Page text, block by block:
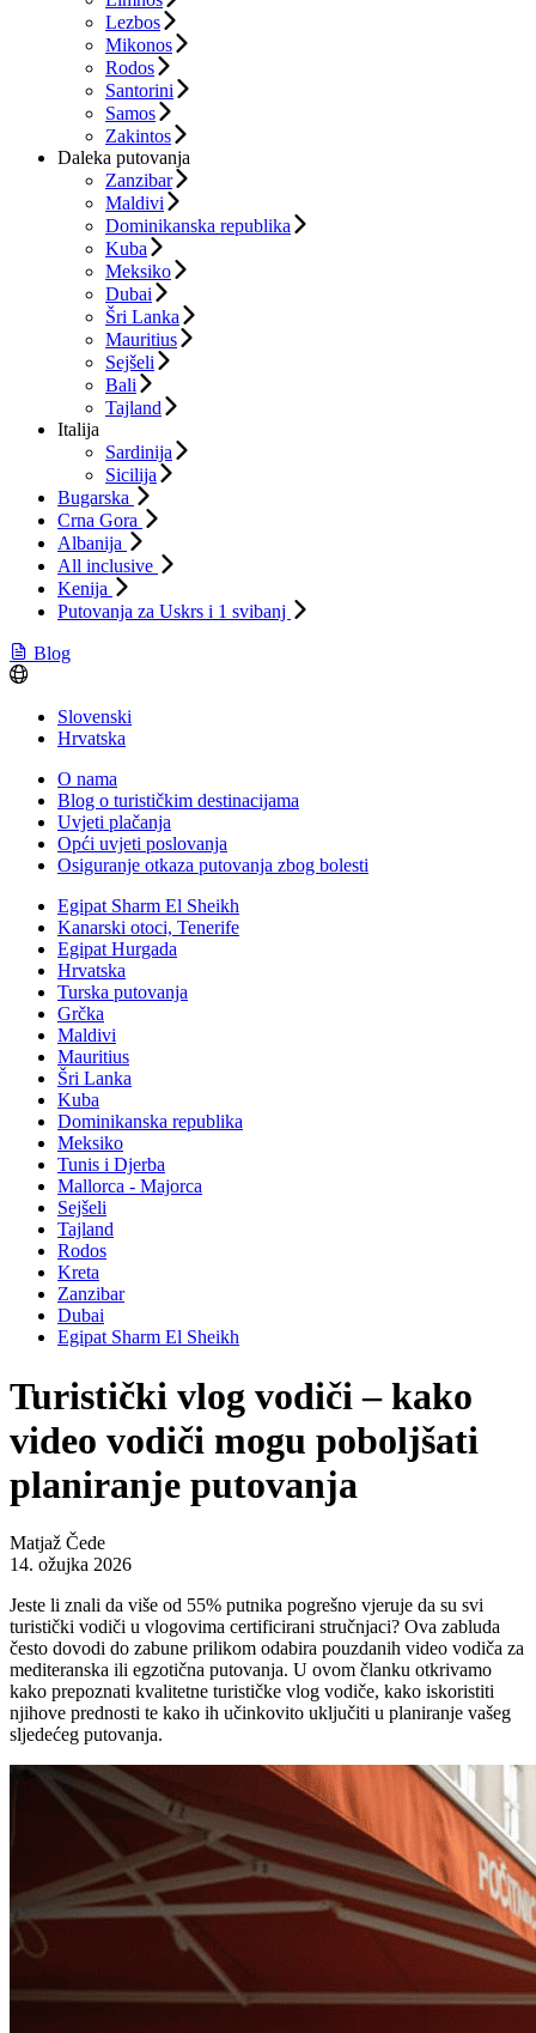
Lezbos
Mikonos
Rodos
Santorini
Samos
Zakintos
Daleka putovanja
Zanzibar
Maldivi
Dominikanska republika
Kuba
Meksiko
Dubai
Šri Lanka
Mauritius
Sejšeli
Bali
Tajland
Italija
Sardinija
Sicilija
Bugarska
Crna Gora
Albanija
All inclusive
Kenija
Putovanja za Uskrs i 1 svibanj
Blog
Slovenski
Hrvatska
O nama
Blog o turističkim destinacijama
Uvjeti plačanja
Opći uvjeti poslovanja
Osiguranje otkaza putovanja zbog bolesti
Egipat Sharm El Sheikh
Kanarski otoci, Tenerife
Egipat Hurgada
Hrvatska
Turska putovanja
Grčka
Maldivi
Mauritius
Šri Lanka
Kuba
Dominikanska republika
Meksiko
Tunis i Djerba
Mallorca - Majorca
Sejšeli
Tajland
Rodos
Kreta
Zanzibar
Dubai
Egipat Sharm El Sheikh
Turistički vlog vodiči – kako
video vodiči mogu poboljšati
planiranje putovanja
Matjaž Čede
14. ožujka 2026
Jeste li znali da više od 55% putnika pogrešno vjeruje da su svi
turistički vodiči u vlogovima certificirani stručnjaci? Ova zabluda
često dovodi do zabune prilikom odabira pouzdanih video vodiča za
mediteranska ili egzotična putovanja. U ovom članku otkrivamo
kako prepoznati kvalitetne turističke vlog vodiče, kako iskoristiti
njihove prednosti te kako ih učinkovito uključiti u planiranje vašeg
sljedećeg putovanja.